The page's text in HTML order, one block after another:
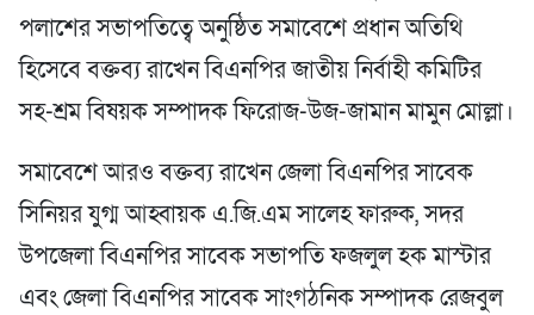
পলাশের সভাপতিত্বে অনুষ্ঠিত সমাবেশে প্রধান অতিথি
হিসেবে বক্তব্য রাখেন বিএনপির জাতীয় নির্বাহী কমিটির
সহ-শ্রম বিষয়ক সম্পাদক ফিরোজ-উজ-জামান মামুন মোল্লা।
সমাবেশে আরও বক্তব্য রাখেন জেলা বিএনপির সাবেক
সিনিয়র যুগ্ম আহ্বায়ক এ.জি.এম সালেহ ফারুক, সদর
উপজেলা বিএনপির সাবেক সভাপতি ফজলুল হক মাস্টার
এবং জেলা বিএনপির সাবেক সাংগঠনিক সম্পাদক রেজবুল